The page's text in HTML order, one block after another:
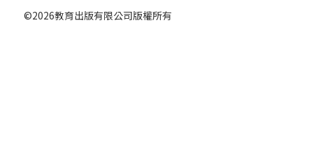
©2026教育出版有限公司版權所有